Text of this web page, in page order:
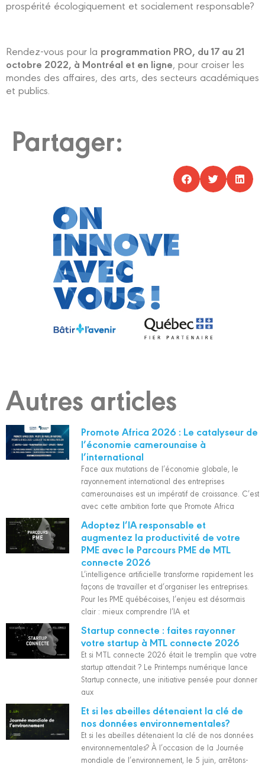
prospérité écologiquement et socialement responsable?
Rendez-vous pour la programmation PRO, du 17 au 21
octobre 2022, à Montréal et en ligne, pour croiser les
mondes des affaires, des arts, des secteurs académiques
et publics.
Partager:
Autres articles
Promote Africa 2026 : Le catalyseur de
l’économie camerounaise à
l’international
Face aux mutations de l’économie globale, le
rayonnement international des entreprises
camerounaises est un impératif de croissance. C’est
avec cette ambition forte que Promote Africa
Adoptez l’IA responsable et
augmentez la productivité de votre
PME avec le Parcours PME de MTL
connecte 2026
L’intelligence artificielle transforme rapidement les
façons de travailler et d’organiser les entreprises.
Pour les PME québécoises, l’enjeu est désormais
clair : mieux comprendre l’IA et
Startup connecte : faites rayonner
votre startup à MTL connecte 2026
Et si MTL connecte 2026 était le tremplin que votre
startup attendait ? Le Printemps numérique lance
Startup connecte, une initiative pensée pour donner
aux
Et si les abeilles détenaient la clé de
nos données environnementales?
Et si les abeilles détenaient la clé de nos données
environnementales? À l’occasion de la Journée
mondiale de l’environnement, le 5 juin, arrêtons-